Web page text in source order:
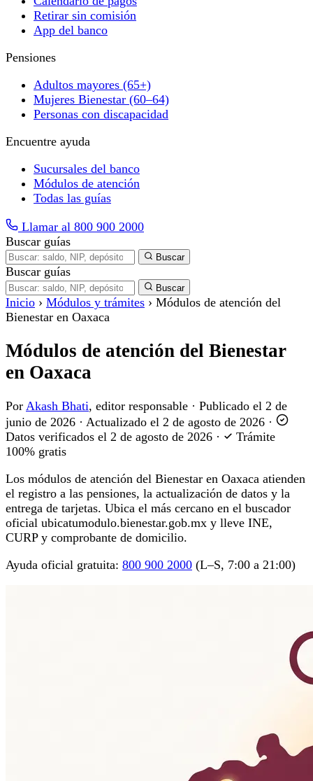
Retirar sin comisión
App del banco
Pensiones
Adultos mayores (65+)
Mujeres Bienestar (60–64)
Personas con discapacidad
Encuentre ayuda
Sucursales del banco
Módulos de atención
Todas las guías
Llamar al 800 900 2000
Buscar guías
Buscar
Buscar guías
Buscar
Inicio › Módulos y trámites › Módulos de atención del
Bienestar en Oaxaca
Módulos de atención del Bienestar
en Oaxaca
Por Akash Bhati, editor responsable · Publicado el 2 de
junio de 2026 · Actualizado el 2 de agosto de 2026 ·
Datos verificados el 2 de agosto de 2026 ·
Trámite
100% gratis
Los módulos de atención del Bienestar en Oaxaca atienden
el registro a las pensiones, la actualización de datos y la
entrega de tarjetas. Ubica el más cercano en el buscador
oficial ubicatumodulo.bienestar.gob.mx y lleve INE,
CURP y comprobante de domicilio.
Ayuda oficial gratuita: 800 900 2000 (L–S, 7:00 a 21:00)